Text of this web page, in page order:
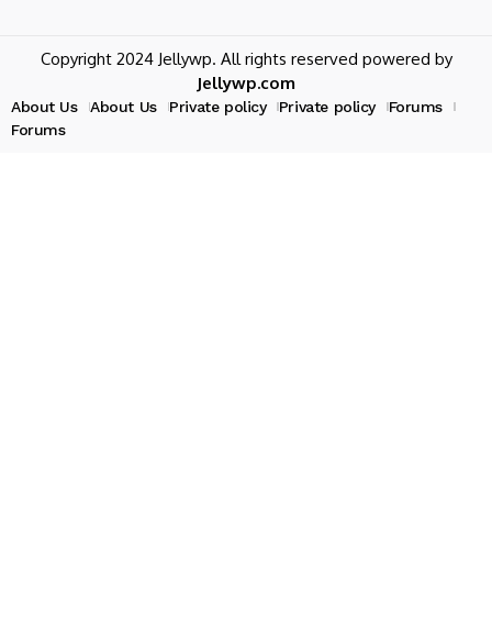
Copyright 2024 Jellywp. All rights reserved powered by
Jellywp.com
About Us About Us Private policy Private policy
Forums
Forums